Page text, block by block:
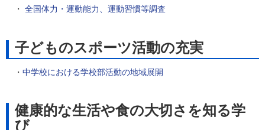
・ 全国体力・運動能力、運動習慣等調査
子どものスポーツ活動の充実
・ 中学校における学校部活動の地域展開
健康的な生活や食の大切さを知る学
び